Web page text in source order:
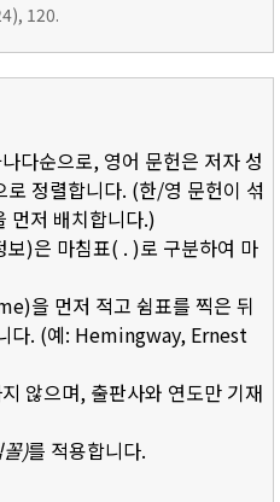
120.
다순으로, 영어 문헌은 저자 성
정렬합니다. (한/영 문헌이 섞
먼저 배치합니다.)
)은 마침표( . )로 구분하여 마
을 먼저 적고 쉼표를 찍은 뒤
다. (예: Hemingway, Ernest
않으며, 출판사와 연도만 기재
)를 적용합니다.